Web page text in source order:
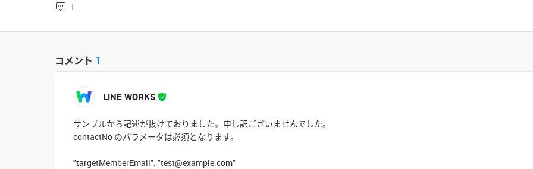
1
コメント 1
LINE WORKS
サンプルから記述が抜けておりました。申し訳ございませんでした。
contactNo のパラメータは必須となります。
"targetMemberEmail": "test@example.com"